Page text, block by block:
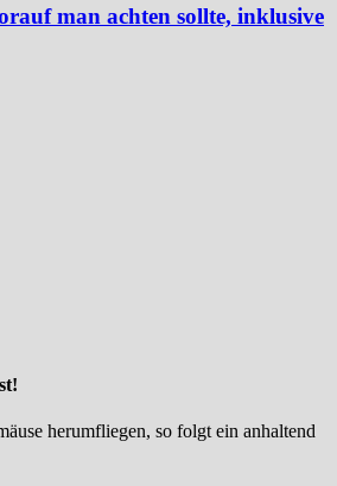
man achten sollte, inklusive
herumfliegen, so folgt ein anhaltend